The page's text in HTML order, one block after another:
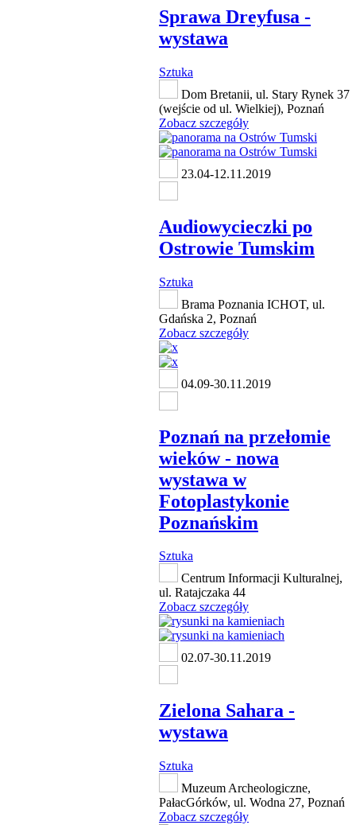
Sprawa Dreyfusa -
wystawa
Sztuka
Dom Bretanii, ul. Stary Rynek 37
(wejście od ul. Wielkiej), Poznań
Zobacz szczegóły
23.04-12.11.2019
Audiowycieczki po
Ostrowie Tumskim
Sztuka
Brama Poznania ICHOT, ul.
Gdańska 2, Poznań
Zobacz szczegóły
04.09-30.11.2019
Poznań na przełomie
wieków - nowa
wystawa w
Fotoplastykonie
Poznańskim
Sztuka
Centrum Informacji Kulturalnej,
ul. Ratajczaka 44
Zobacz szczegóły
02.07-30.11.2019
Zielona Sahara -
wystawa
Sztuka
Muzeum Archeologiczne,
PałacGórków, ul. Wodna 27, Poznań
Zobacz szczegóły